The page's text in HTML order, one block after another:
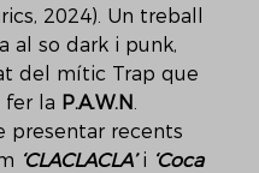
2024). Un treball
al so dark i punk,
del mític Trap que
fer la P.A.W.N.
presentar recents
‘CLACLACLA’ i ‘Coca